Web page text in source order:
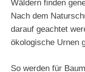
Wäldern finden
Nach dem
darauf geachtet
ökologische Urnen
So werden für